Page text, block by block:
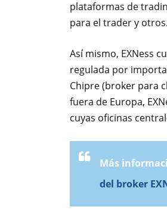
plataformas de
para el trader y otros.
Así mismo, EXNess
regulada por
Chipre (broker para
fuera de Europa,
cuyas oficinas
Más
del broker